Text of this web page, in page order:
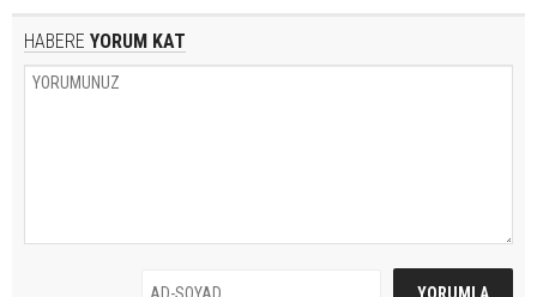
HABERE YORUM KAT